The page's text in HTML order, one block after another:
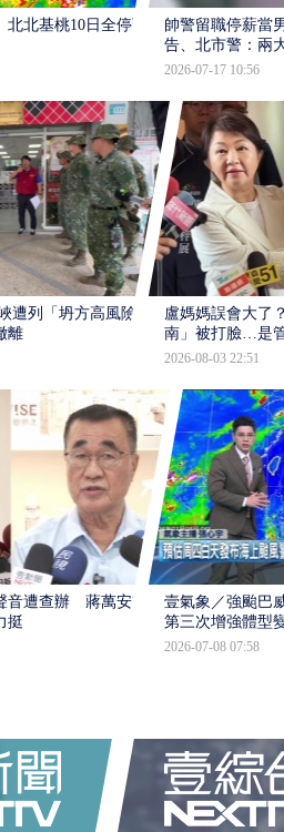
北基桃10日全停班
帥警留職停薪當
告、北市警：兩
2026-07-17 10:56
遭列「坍方高風險」
離
盧媽媽誤會大了
南」被打臉…是
2026-08-03 22:51
音遭查辦 蔣萬安態
挺
壹氣象／強颱巴
第三次增強體型
2026-07-08 07:58